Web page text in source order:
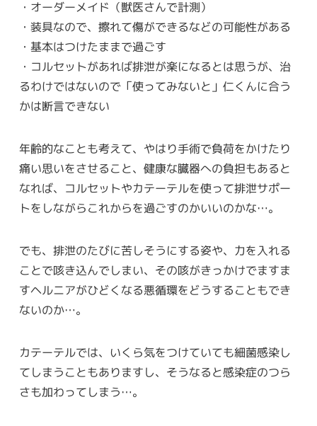
・オーダーメイド（獣医さんで計測）
・装具なので、擦れて傷ができるなどの可能性がある
・基本はつけたままで過ごす
・コルセットがあれば排泄が楽になるとは思うが、治
るわけではないので「使ってみないと」仁くんに合う
かは断言できない
年齢的なことも考えて、やはり手術で負荷をかけたり
痛い思いをさせること、健康な臓器への負担もあると
なれば、コルセットやカテーテルを使って排泄サポー
トをしながらこれからを過ごすのかいいのかな…。
でも、排泄のたびに苦しそうにする姿や、力を入れる
ことで咳き込んでしまい、その咳がきっかけでますま
すヘルニアがひどくなる悪循環をどうすることもでき
ないのか…。
カテーテルでは、いくら気をつけていても細菌感染し
てしまうこともありますし、そうなると感染症のつら
さも加わってしまう…。